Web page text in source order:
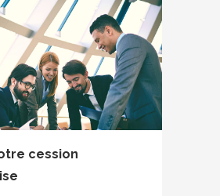
cession